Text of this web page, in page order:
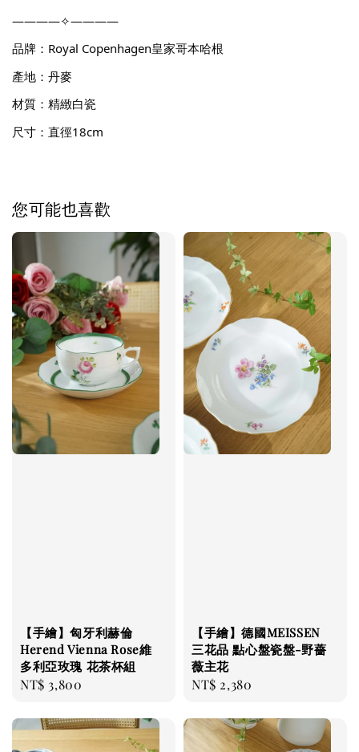
————✧————
品牌：Royal Copenhagen皇家哥本哈根
產地：丹麥
材質：精緻白瓷
尺寸：直徑18cm
您可能也喜歡
【手繪】匈牙利赫倫
Herend Vienna Rose維
多利亞玫瑰 花茶杯組
Regular
NT$ 3,800
【手繪】德國MEISSEN
三花品 點心盤瓷盤-野薔
薇主花
Regular
NT$ 2,380